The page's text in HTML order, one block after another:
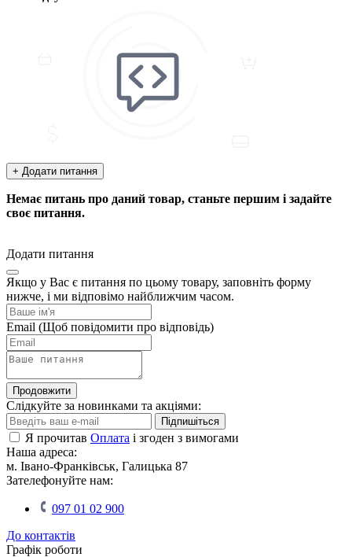
+ Додати питання
Немає питань про даний товар, станьте першим і задайте
своє питання.
Додати питання
Якщо у Вас є питання по цьому товару, заповніть форму
нижче, і ми відповімо найближчим часом.
Email (Щоб повідомити про відповідь)
Продовжити
Слідкуйте за новинками та акціями:
Підпишіться
Я прочитав Оплата і згоден з вимогами
Наша адреса:
м. Івано-Франківськ, Галицька 87
Зателефонуйте нам:
097 01 02 900
До контактів
Графік роботи